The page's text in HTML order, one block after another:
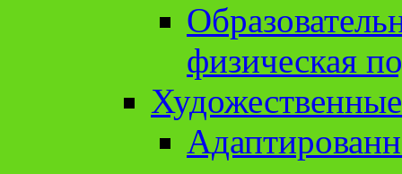
физическая
Художественные